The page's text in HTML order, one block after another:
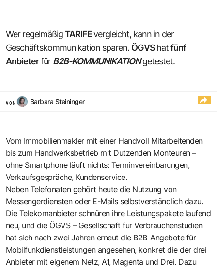
Wer regelmäßigTARIFEvergleicht, kann in der
Geschäftskommunikation sparen. ÖGVShatfünf
AnbieterfürB2B-KOMMUNIKATIONgetestet.
VON Barbara Steininger
Vom Immobilienmakler mit einer Handvoll Mitarbeitenden
bis zum Handwerksbetrieb mit Dutzenden Monteuren –
ohne Smartphone läuft nichts: Terminvereinbarungen,
Verkaufsgespräche, Kundenservice.
Neben Telefonaten gehört heute die Nutzung von
Messengerdiensten oder E-Mails selbstverständlich dazu.
Die Telekomanbieter schnüren ihre Leistungspakete laufend
neu, und die ÖGVS – Gesellschaft für Verbrauchenstudien
hat sich nach zwei Jahren erneut die B2B-Angebote für
Mobilfunkdienstleistungen angesehen, konkret die der drei
Anbieter mit eigenem Netz, A1, Magenta und Drei. Dazu